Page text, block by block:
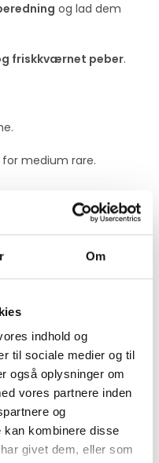
Om
indhold og
til sociale medier og til
også oplysninger om
vores partnere inden
og
kan kombinere disse
givet dem, eller som
og lad dem
friskkværnet peber.
for medium rare.
pr. side.